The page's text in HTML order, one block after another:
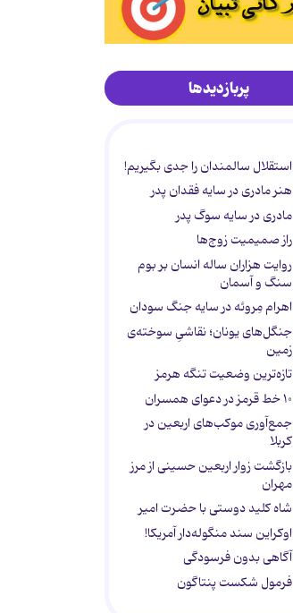
پربازدیدها
استقلال سالمندان را جدی بگیریم!
هنر مادری در سایه‌ فقدان پدر
مادری در سایه سوگ پدر
راز صمیمیت زوج‌ها
روایت هزاران ساله انسان بر بوم
سنگ و آسمان
اهرام مِروئه در سایه جنگ سودان
جنگل‌های یونان؛ نقاشیِ سوخته‌ی
زمین
تازه‌ترین وضعیت تنگه هرمز
۱۰ خط قرمز در دعوای همسران
جمع‌آوری موکب‌های اربعین در
کربلا
بازگشت زوار اربعین حسینی از مرز
مهران
شاه کلید دوستی با حضرت امیر
اوکراین سند منگوله‌دار آمریکا!
آگاهی بدون فرسودگی
فرمول شکست پنتاگون